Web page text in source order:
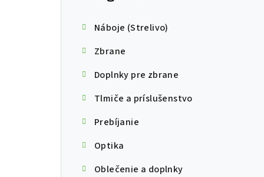
Náboje (Strelivo)
Zbrane
Doplnky pre zbrane
Tlmiče a príslušenstvo
Prebíjanie
Optika
Oblečenie a doplnky